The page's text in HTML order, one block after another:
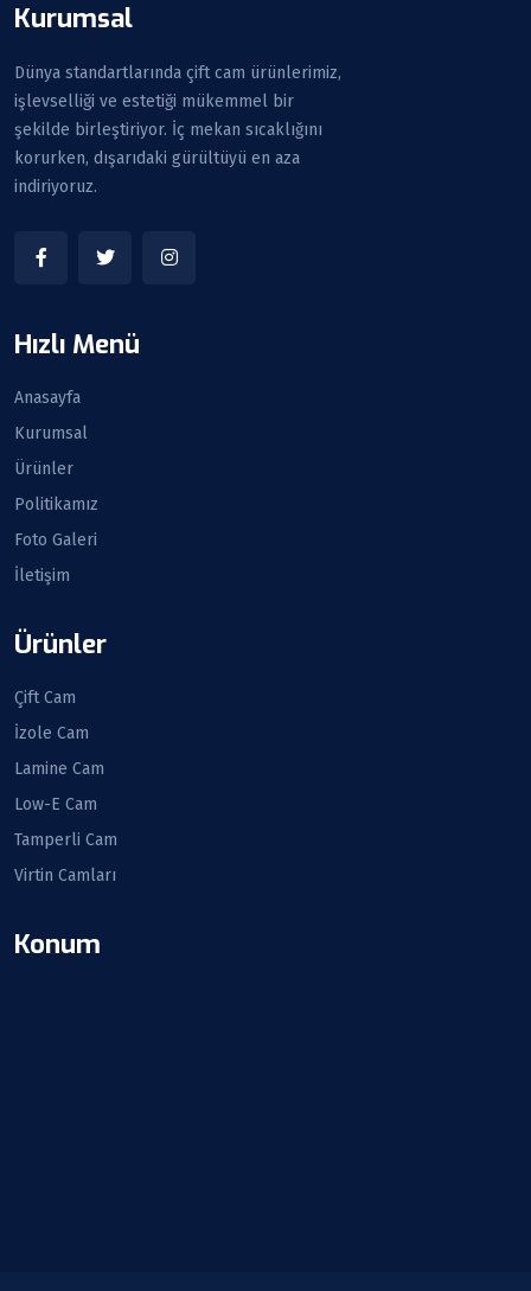
Kurumsal
Dünya standartlarında çift cam ürünlerimiz,
işlevselliği ve estetiği mükemmel bir
şekilde birleştiriyor. İç mekan sıcaklığını
korurken, dışarıdaki gürültüyü en aza
indiriyoruz.
Hızlı Menü
Anasayfa
Kurumsal
Ürünler
Politikamız
Foto Galeri
İletişim
Ürünler
Çift Cam
İzole Cam
Lamine Cam
Low-E Cam
Tamperli Cam
Virtin Camları
Konum